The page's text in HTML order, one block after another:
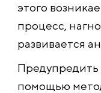
этого
процесс,
развивается
Предупредить
помощью